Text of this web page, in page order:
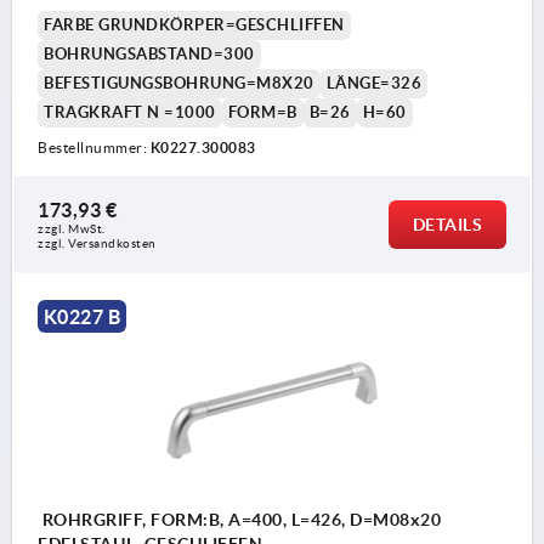
FARBE GRUNDKÖRPER=GESCHLIFFEN
BOHRUNGSABSTAND=300
BEFESTIGUNGSBOHRUNG=M8X20
LÄNGE=326
TRAGKRAFT N =1000
FORM=B B=26 H=60
Bestellnummer: K0227.300083
173,93 €
zzgl. MwSt.
zzgl. Versandkosten
DETAILS
K0227 B
ROHRGRIFF, FORM:B, A=400, L=426, D=M08x20